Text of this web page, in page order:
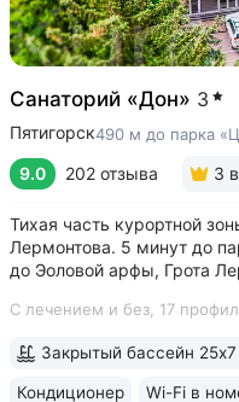
Санаторий «Дон» 3
Пятигорск490 м до парка
9.0 202 отзыва 3
Тихая часть курортной
Лермонтова. 5 минут до
до Эоловой арфы, Грота
минеральной воды № 29.
С лечением и без, 17
Закрытый бассейн
Кондиционер Wi-Fi в